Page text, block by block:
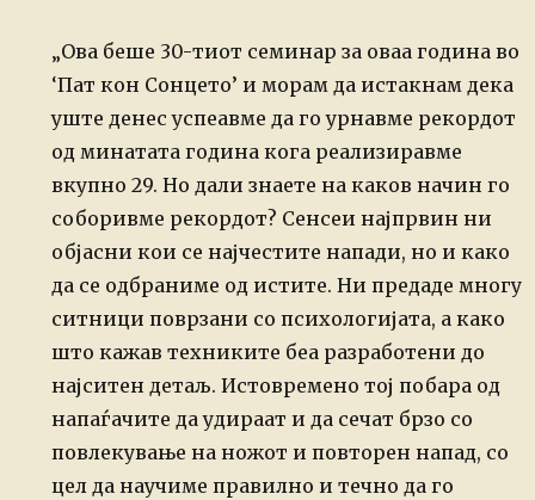
„Ова беше 30-тиот семинар за оваа година во
‘Пат кон Сонцето’ и морам да истакнам дека
уште денес успеавме да го урнавме рекордот
од минатата година кога реализиравме
вкупно 29. Но дали знаете на каков начин го
соборивме рекордот? Сенсеи најпрвин ни
објасни кои се најчестите напади, но и како
да се одбраниме од истите. Ни предаде многу
ситници поврзани со психологијата, а како
што кажав техниките беа разработени до
најситен детаљ. Истовремено тој побара од
напаѓачите да удираат и да сечат брзо со
повлекување на ножот и повторен напад, со
цел да научиме правилно и течно да го